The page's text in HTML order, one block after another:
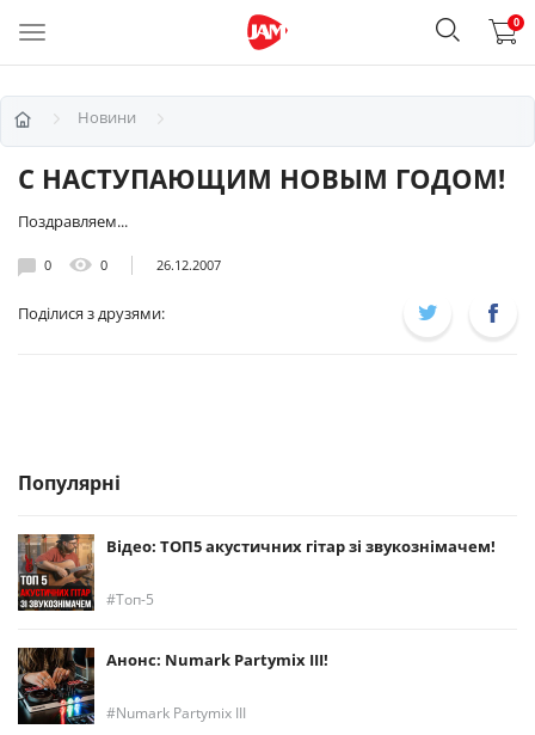
0
Новини
С НАСТУПАЮЩИМ НОВЫМ ГОДОМ!
Поздравляем...
0 0 26.12.2007
Поділися з друзями:
Популярні
Відео: ТОП5 акустичних гітар зі звукознімачем!
Топ-5
Анонс: Numark Partymix III!
Numark Partymix III